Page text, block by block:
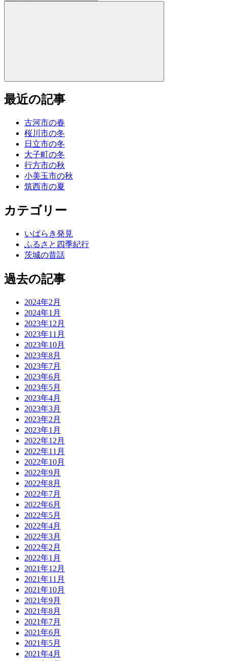
索:
最近の記事
古河市の春
桜川市の冬
日立市の冬
大子町の冬
行方市の秋
小美玉市の秋
筑西市の夏
カテゴリー
いばらき発見
ふるさと四季紀行
茨城の昔話
過去の記事
2024年2月
2024年1月
2023年12月
2023年11月
2023年10月
2023年8月
2023年7月
2023年6月
2023年5月
2023年4月
2023年3月
2023年2月
2023年1月
2022年12月
2022年11月
2022年10月
2022年9月
2022年8月
2022年7月
2022年6月
2022年5月
2022年4月
2022年3月
2022年2月
2022年1月
2021年12月
2021年11月
2021年10月
2021年9月
2021年8月
2021年7月
2021年6月
2021年5月
2021年4月